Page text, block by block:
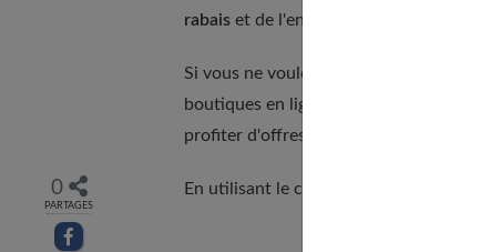
0
PARTAGES
Partager sur facebook
rabais et de l'ensemble des offres
Si vous ne voulez pas voir votre boîte
boutiques en ligne qui vous paraissent
profiter d'offres de bienvenue en
En utilisant le code promos qui vous est